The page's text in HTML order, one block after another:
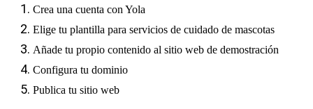
Crea una cuenta con Yola
Elige tu plantilla para servicios de cuidado de mascotas
Añade tu propio contenido al sitio web de demostración
Configura tu dominio
Publica tu sitio web